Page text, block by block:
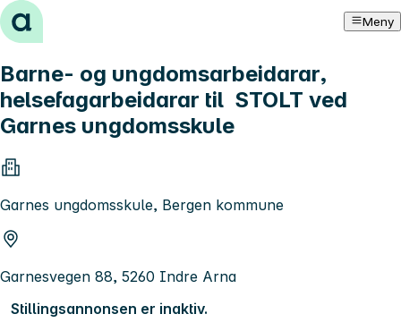
Hopp til innhold Meny
Barne- og ungdomsarbeidarar,
helsefagarbeidarar til STOLT ved
Garnes ungdomsskule
Garnes ungdomsskule, Bergen kommune
Garnesvegen 88, 5260 Indre Arna
Stillingsannonsen er inaktiv.